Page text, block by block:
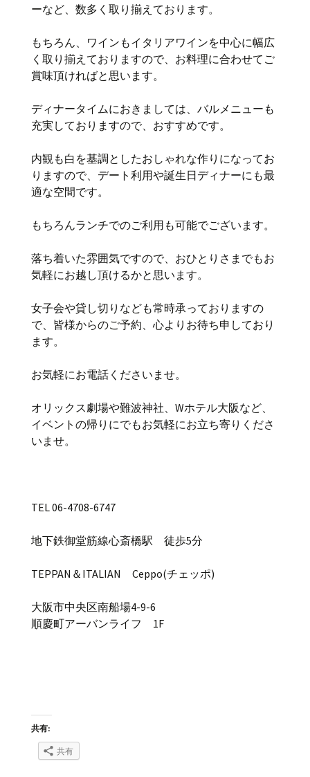
ーなど、数多く取り揃えております。
もちろん、ワインもイタリアワインを中心に幅広
く取り揃えておりますので、お料理に合わせてご
賞味頂ければと思います。
ディナータイムにおきましては、バルメニューも
充実しておりますので、おすすめです。
内観も白を基調としたおしゃれな作りになってお
りますので、デート利用や誕生日ディナーにも最
適な空間です。
もちろんランチでのご利用も可能でございます。
落ち着いた雰囲気ですので、おひとりさまでもお
気軽にお越し頂けるかと思います。
女子会や貸し切りなども常時承っておりますの
で、皆様からのご予約、心よりお待ち申しており
ます。
お気軽にお電話くださいませ。
オリックス劇場や難波神社、Wホテル大阪など、
イベントの帰りにでもお気軽にお立ち寄りくださ
いませ。
TEL 06-4708-6747
地下鉄御堂筋線心斎橋駅 徒歩5分
TEPPAN＆ITALIAN Ceppo(チェッポ)
大阪市中央区南船場4-9-6
順慶町アーバンライフ 1F
共有:
共有